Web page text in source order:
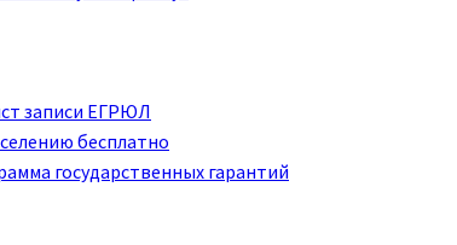
записи ЕГРЮЛ
бесплатно
государственных гарантий